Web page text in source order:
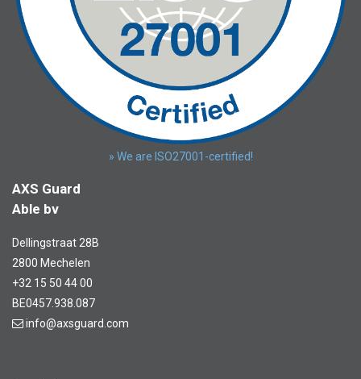
» We are ISO27001-certified!
AXS Guard
Able bv
Dellingstraat 28B
2800 Mechelen
+32 15 50 44 00
BE0457.938.087
info@axsguard.com